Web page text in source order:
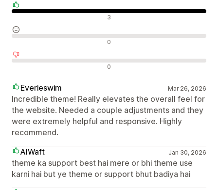
3
0
0
Everieswim Mar 26, 2026
Incredible theme! Really elevates the overall feel for
the website. Needed a couple adjustments and they
were extremely helpful and responsive. Highly
recommend.
AIWaft
Jan 30, 2026
theme ka support best hai mere or bhi theme use
karni hai but ye theme or support bhut badiya hai